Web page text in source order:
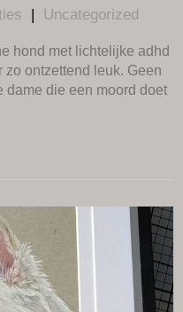
| Uncategorized
hond met lichtelijke adhd
zo ontzettend leuk. Geen
dame die een moord doet